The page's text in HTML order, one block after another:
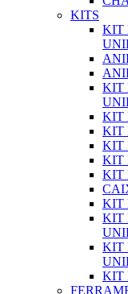
KITS
KIT
KIT
KIT
KIT
KIT
KIT
KIT
KIT
KIT
KIT
KIT